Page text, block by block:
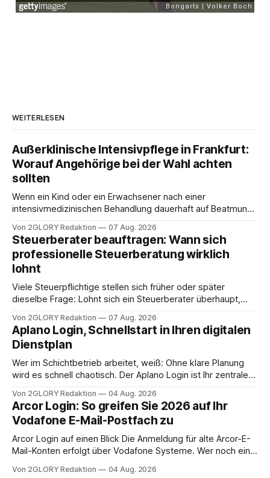
WEITERLESEN
Außerklinische Intensivpflege in Frankfurt:
Worauf Angehörige bei der Wahl achten
sollten
Wenn ein Kind oder ein Erwachsener nach einer
intensivmedizinischen Behandlung dauerhaft auf Beatmung
angewiesen ist, stellt sich für Familien eine schwierige
Frage: Muss die Versorgung dauerhaft in der Klinik bleiben –
oder ist ein Leben zu Hause möglich? Die außerklinische
Intensivpflege bietet genau diese Alternative: Sie
Von 2GLORY Redaktion 07 Aug. 2026
Steuerberater beauftragen: Wann sich
professionelle Steuerberatung wirklich
lohnt
Viele Steuerpflichtige stellen sich früher oder später
dieselbe Frage: Lohnt sich ein Steuerberater überhaupt,
erledigen? Die kurze Antwort: Bei einfachen
Einkommensverhältnissen reicht häufig eine Steuersoftware
aus – sobald jedoch mehrere Einkunftsarten
zusammentreffen oder größere finanzielle Veränderungen
anstehen, zahlt sich professionelle Unterstützung meist
Von 2GLORY Redaktion 07 Aug. 2026
Aplano Login, Schnellstart in Ihren digitalen
Dienstplan
Wer im Schichtbetrieb arbeitet, weiß: Ohne klare Planung
wird es schnell chaotisch. Der Aplano Login ist Ihr zentraler
abwesenheiten und die gesamte kommunikation rund um
Ihr personal digital zu organisieren. In diesem Leitfaden
erfahren Sie alles, was Sie für einen reibungslosen Einstieg
brauchen, von der Registrierung
Von 2GLORY Redaktion 04 Aug. 2026
Arcor Login: So greifen Sie 2026 auf Ihr
Vodafone E-Mail-Postfach zu
Arcor Login auf einen Blick Die Anmeldung für alte Arcor-E-
Mail-Konten erfolgt über Vodafone Systeme. Wer noch eine
besitzt, loggt sich heute über das Vodafone E-Mail & Cloud
Von 2GLORY Redaktion 04 Aug. 2026